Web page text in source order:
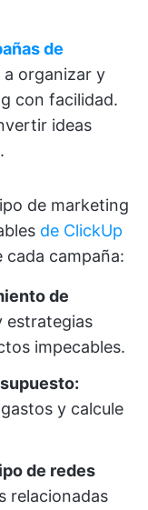
de
a organizar y
con facilidad.
ideas
de marketing
de ClickUp
cada campaña:
de
estrategias
impecables.
y calcule
de redes
relacionadas